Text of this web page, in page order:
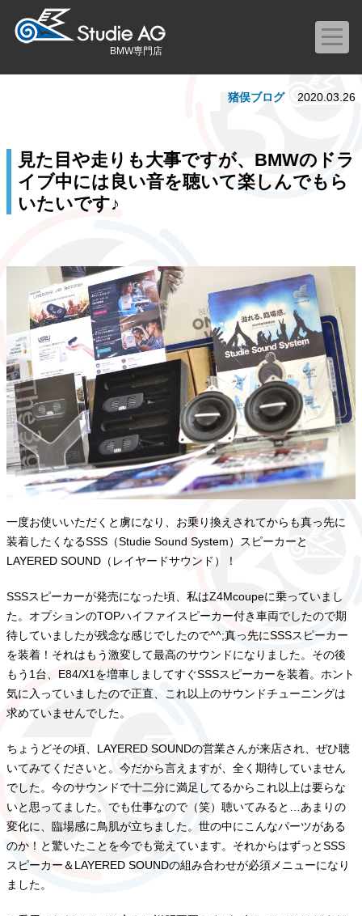
BMW専門店
見た目や走りも大事ですが、BMWのドラ
イブ中には良い音を聴いて楽しんでもら
いたいです♪
猪俣ブログ 2020.03.26
一度お使いいただくと虜になり、お乗り換えされてからも真っ先に
装着したくなるSSS（Studie Sound System）スピーカーと
LAYERED SOUND（レイヤードサウンド）！
SSSスピーカーが発売になった頃、私はZ4Mcoupeに乗っていまし
た。オプションのTOPハイファイスピーカー付き車両でしたので期
待していましたが残念な感じでしたので^^;真っ先にSSSスピーカー
を装着！それはもう激変して最高のサウンドになりました。その後
もう1台、E84/X1を増車しましてすぐSSSスピーカーを装着。ホント
気に入っていましたので正直、これ以上のサウンドチューニングは
求めていませんでした。
ちょうどその頃、LAYERED SOUNDの営業さんが来店され、ぜひ聴
いてみてくださいと。今だから言えますが、全く期待していません
でした。今のサウンドで十二分に満足してるからこれ以上は要らな
いと思ってました。でも仕事なので（笑）聴いてみると…あまりの
変化に、臨場感に鳥肌が立ちました。世の中にこんなパーツがある
のか！と驚いたことを今でも覚えています。それからはずっとSSS
スピーカー＆LAYERED SOUNDの組み合わせが必須メニューになり
ました。